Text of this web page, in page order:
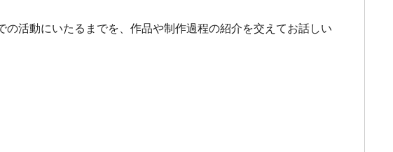
活動にいたるまでを、作品や制作過程の紹介を交えてお話しい